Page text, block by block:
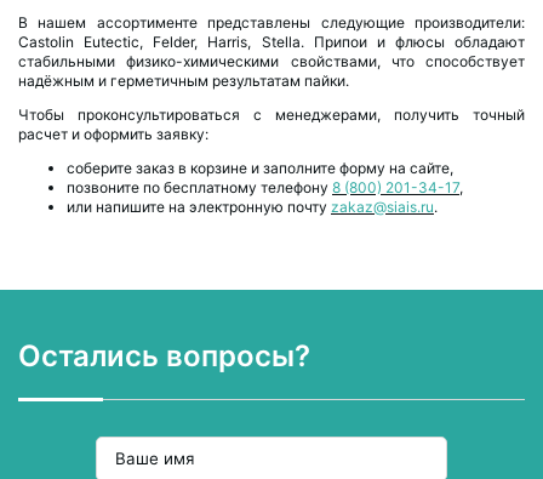
В нашем ассортименте представлены следующие производители:
Castolin Eutectic, Felder, Harris, Stella. Припои и флюсы обладают
стабильными физико-химическими свойствами, что способствует
надёжным и герметичным результатам пайки.
Чтобы проконсультироваться с менеджерами, получить точный
расчет и оформить заявку:
соберите заказ в корзине и заполните форму на сайте,
позвоните по бесплатному телефону 8 (800) 201-34-17,
или напишите на электронную почту zakaz@siais.ru.
Остались вопросы?